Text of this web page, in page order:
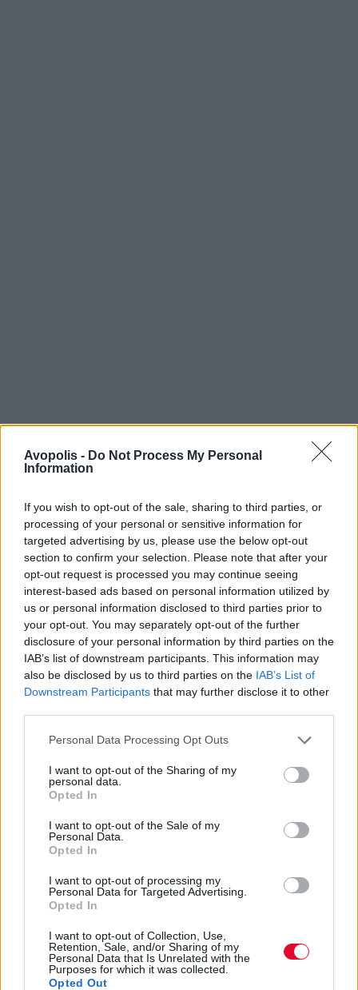
Avopolis - Do Not Process My Personal
Information
If you wish to opt-out of the sale, sharing to third parties, or
processing of your personal or sensitive information for
targeted advertising by us, please use the below opt-out
section to confirm your selection. Please note that after your
opt-out request is processed you may continue seeing
interest-based ads based on personal information utilized by
us or personal information disclosed to third parties prior to
your opt-out. You may separately opt-out of the further
disclosure of your personal information by third parties on the
IAB’s list of downstream participants. This information may
also be disclosed by us to third parties on the IAB’s List of
Downstream Participants that may further disclose it to other
Personal Data Processing Opt Outs
I want to opt-out of the Sharing of my
personal data.
Opted In
I want to opt-out of the Sale of my
Personal Data.
Opted In
I want to opt-out of processing my
Personal Data for Targeted Advertising.
Opted In
I want to opt-out of Collection, Use,
Retention, Sale, and/or Sharing of my
Personal Data that Is Unrelated with the
Purposes for which it was collected.
Opted Out